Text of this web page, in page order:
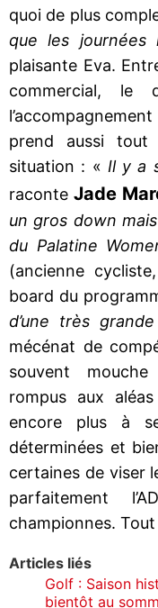
quoi de plus
que les
plaisante Eva.
commercial, le
prend aussi
situation : « Il y a
raconte Jade
un gros down
du Palatine
(ancienne
board du
d’une très
mécénat de
souvent mouche
rompus aux
encore plus à
déterminées et
certaines de viser
parfaitement
championnes.
Articles liés
Golf : Saison
bientôt au